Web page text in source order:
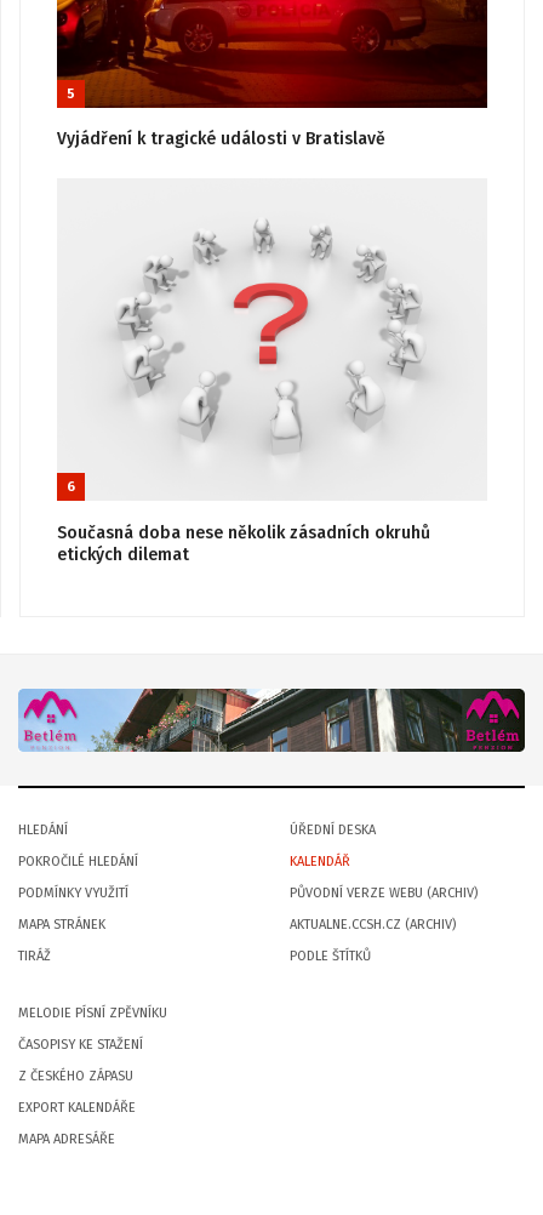
5
Vyjádření k tragické události v Bratislavě
6
Současná doba nese několik zásadních okruhů
etických dilemat
HLEDÁNÍ
POKROČILÉ HLEDÁNÍ
PODMÍNKY VYUŽITÍ
MAPA STRÁNEK
TIRÁŽ
ÚŘEDNÍ DESKA
KALENDÁŘ
PŮVODNÍ VERZE WEBU (ARCHIV)
AKTUALNE.CCSH.CZ (ARCHIV)
PODLE ŠTÍTKŮ
MELODIE PÍSNÍ ZPĚVNÍKU
ČASOPISY KE STAŽENÍ
Z ČESKÉHO ZÁPASU
EXPORT KALENDÁŘE
MAPA ADRESÁŘE